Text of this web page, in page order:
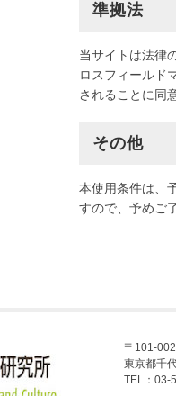
準拠法
当サイトは法律
ロスフィールド
されることに同
その他
本使用条件は、
すので、予めご
〒101-
東京都千
TEL：